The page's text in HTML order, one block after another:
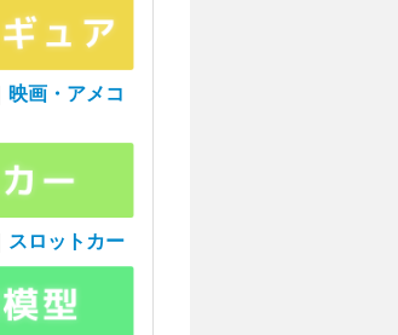
映画・アメコ
スロットカー